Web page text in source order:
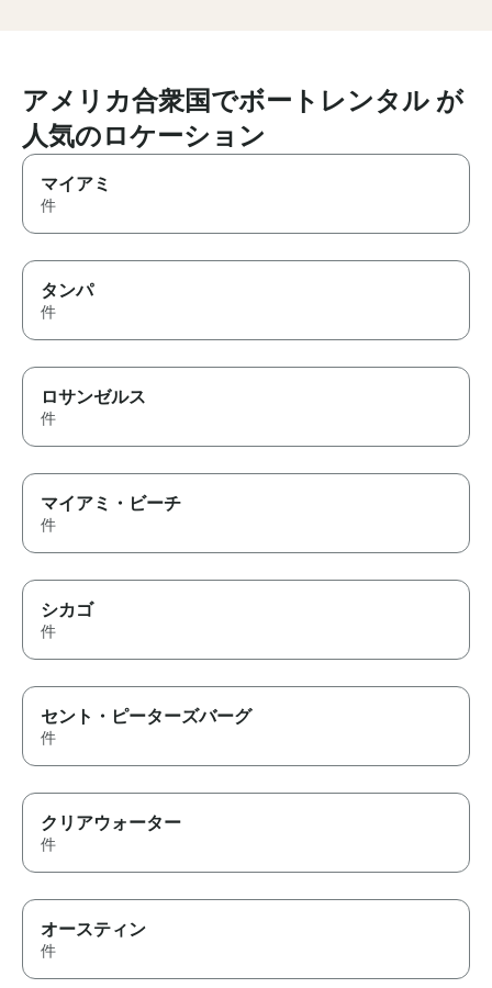
アメリカ合衆国でボートレンタル が
人気のロケーション
マイアミ
件
タンパ
件
ロサンゼルス
件
マイアミ・ビーチ
件
シカゴ
件
セント・ピーターズバーグ
件
クリアウォーター
件
オースティン
件